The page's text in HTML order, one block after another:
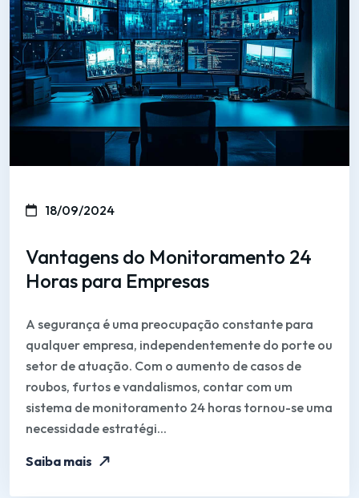
18/09/2024
Vantagens do Monitoramento 24
Horas para Empresas
A segurança é uma preocupação constante para
qualquer empresa, independentemente do porte ou
setor de atuação. Com o aumento de casos de
roubos, furtos e vandalismos, contar com um
sistema de monitoramento 24 horas tornou-se uma
necessidade estratégi...
Saiba mais